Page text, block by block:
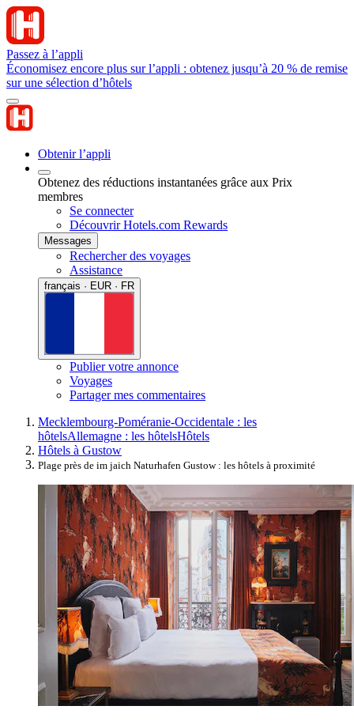
Passez à l’appli
Économisez encore plus sur l’appli : obtenez jusqu’à 20 % de remise
sur une sélection d’hôtels
Obtenir l’appli
Obtenez des réductions instantanées grâce aux Prix
membres
Se connecter
Découvrir Hotels.com Rewards
Messages
Rechercher des voyages
Assistance
français · EUR · FR
Publier votre annonce
Voyages
Partager mes commentaires
Mecklembourg-Poméranie-Occidentale : les
hôtelsAllemagne : les hôtelsHôtels
Hôtels à Gustow
Plage près de im jaich Naturhafen Gustow : les hôtels à proximité